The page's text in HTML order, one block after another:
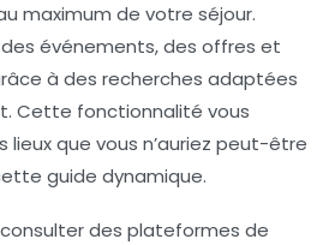
maximum de votre séjour.
événements, des offres et
à des recherches adaptées
Cette fonctionnalité vous
lieux que vous n’auriez peut-être
guide dynamique.
des plateformes de